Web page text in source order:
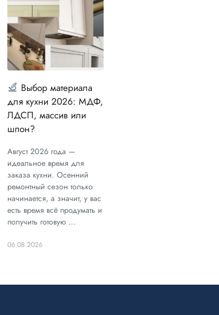
Выбор материала
для кухни 2026: МДФ,
ЛДСП, массив или
шпон?
Август 2026 года —
идеальное время для
заказа кухни. Осенний
ремонтный сезон только
начинается, а значит, у вас
есть время всё продумать и
получить готовую ...
06.08.2026